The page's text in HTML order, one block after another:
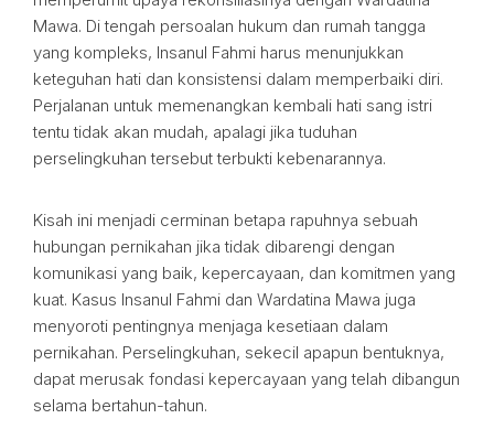
Mawa. Di tengah persoalan hukum dan rumah tangga
yang kompleks, Insanul Fahmi harus menunjukkan
keteguhan hati dan konsistensi dalam memperbaiki diri.
Perjalanan untuk memenangkan kembali hati sang istri
tentu tidak akan mudah, apalagi jika tuduhan
perselingkuhan tersebut terbukti kebenarannya.
Kisah ini menjadi cerminan betapa rapuhnya sebuah
hubungan pernikahan jika tidak dibarengi dengan
komunikasi yang baik, kepercayaan, dan komitmen yang
kuat. Kasus Insanul Fahmi dan Wardatina Mawa juga
menyoroti pentingnya menjaga kesetiaan dalam
pernikahan. Perselingkuhan, sekecil apapun bentuknya,
dapat merusak fondasi kepercayaan yang telah dibangun
selama bertahun-tahun.